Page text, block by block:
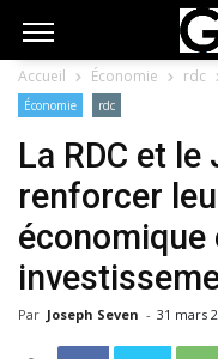
Accueil Économie rdc
Économie rdc
La RDC et
renforcer
économique
Par Joseph Seven - 31 mars